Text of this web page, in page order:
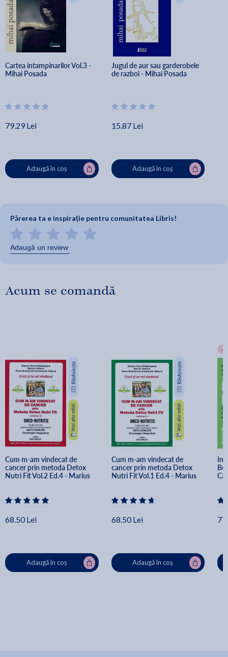
Cartea intampinarilor Vol.3 -
Mihai Posada
79.29 Lei
Adaugă în coș
Jugul de aur sau garderobele
de razboi - Mihai Posada
15.87 Lei
Adaugă în coș
Părerea ta e inspirație pentru comunitatea Libris!
Adaugă un review
Acum se comandă
Cum m-am vindecat de
cancer prin metoda Detox
Nutri Fit Vol.2 Ed.4 - Marius
68.50 Lei
Adaugă în coș
Cum m-am vindecat de
cancer prin metoda Detox
Nutri Fit Vol.1 Ed.4 - Marius
68.50 Lei
Adaugă în coș
-